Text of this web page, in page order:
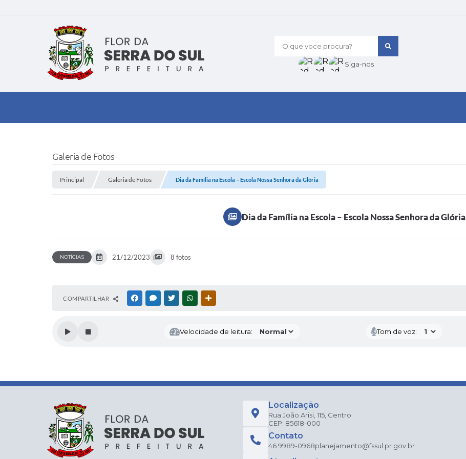
O que voce procura?
Siga-nos
Galeria de Fotos
Principal Galeria de Fotos Dia da Família na Escola – Escola Nossa Senhora da Glória
Dia da Família na Escola – Escola Nossa Senhora da Glória
NOTÍCIAS 21/12/2023 8 fotos
COMPARTILHAR FACEBOOKMESSENGER
TWITTERWHATSAPP
Velocidade de leitura: Tom de voz:
Localização
Rua João Arisi, 115, Centro
CEP: 85618-000
Contato
46 9989-0968planejamento@fssul.pr.gov.br